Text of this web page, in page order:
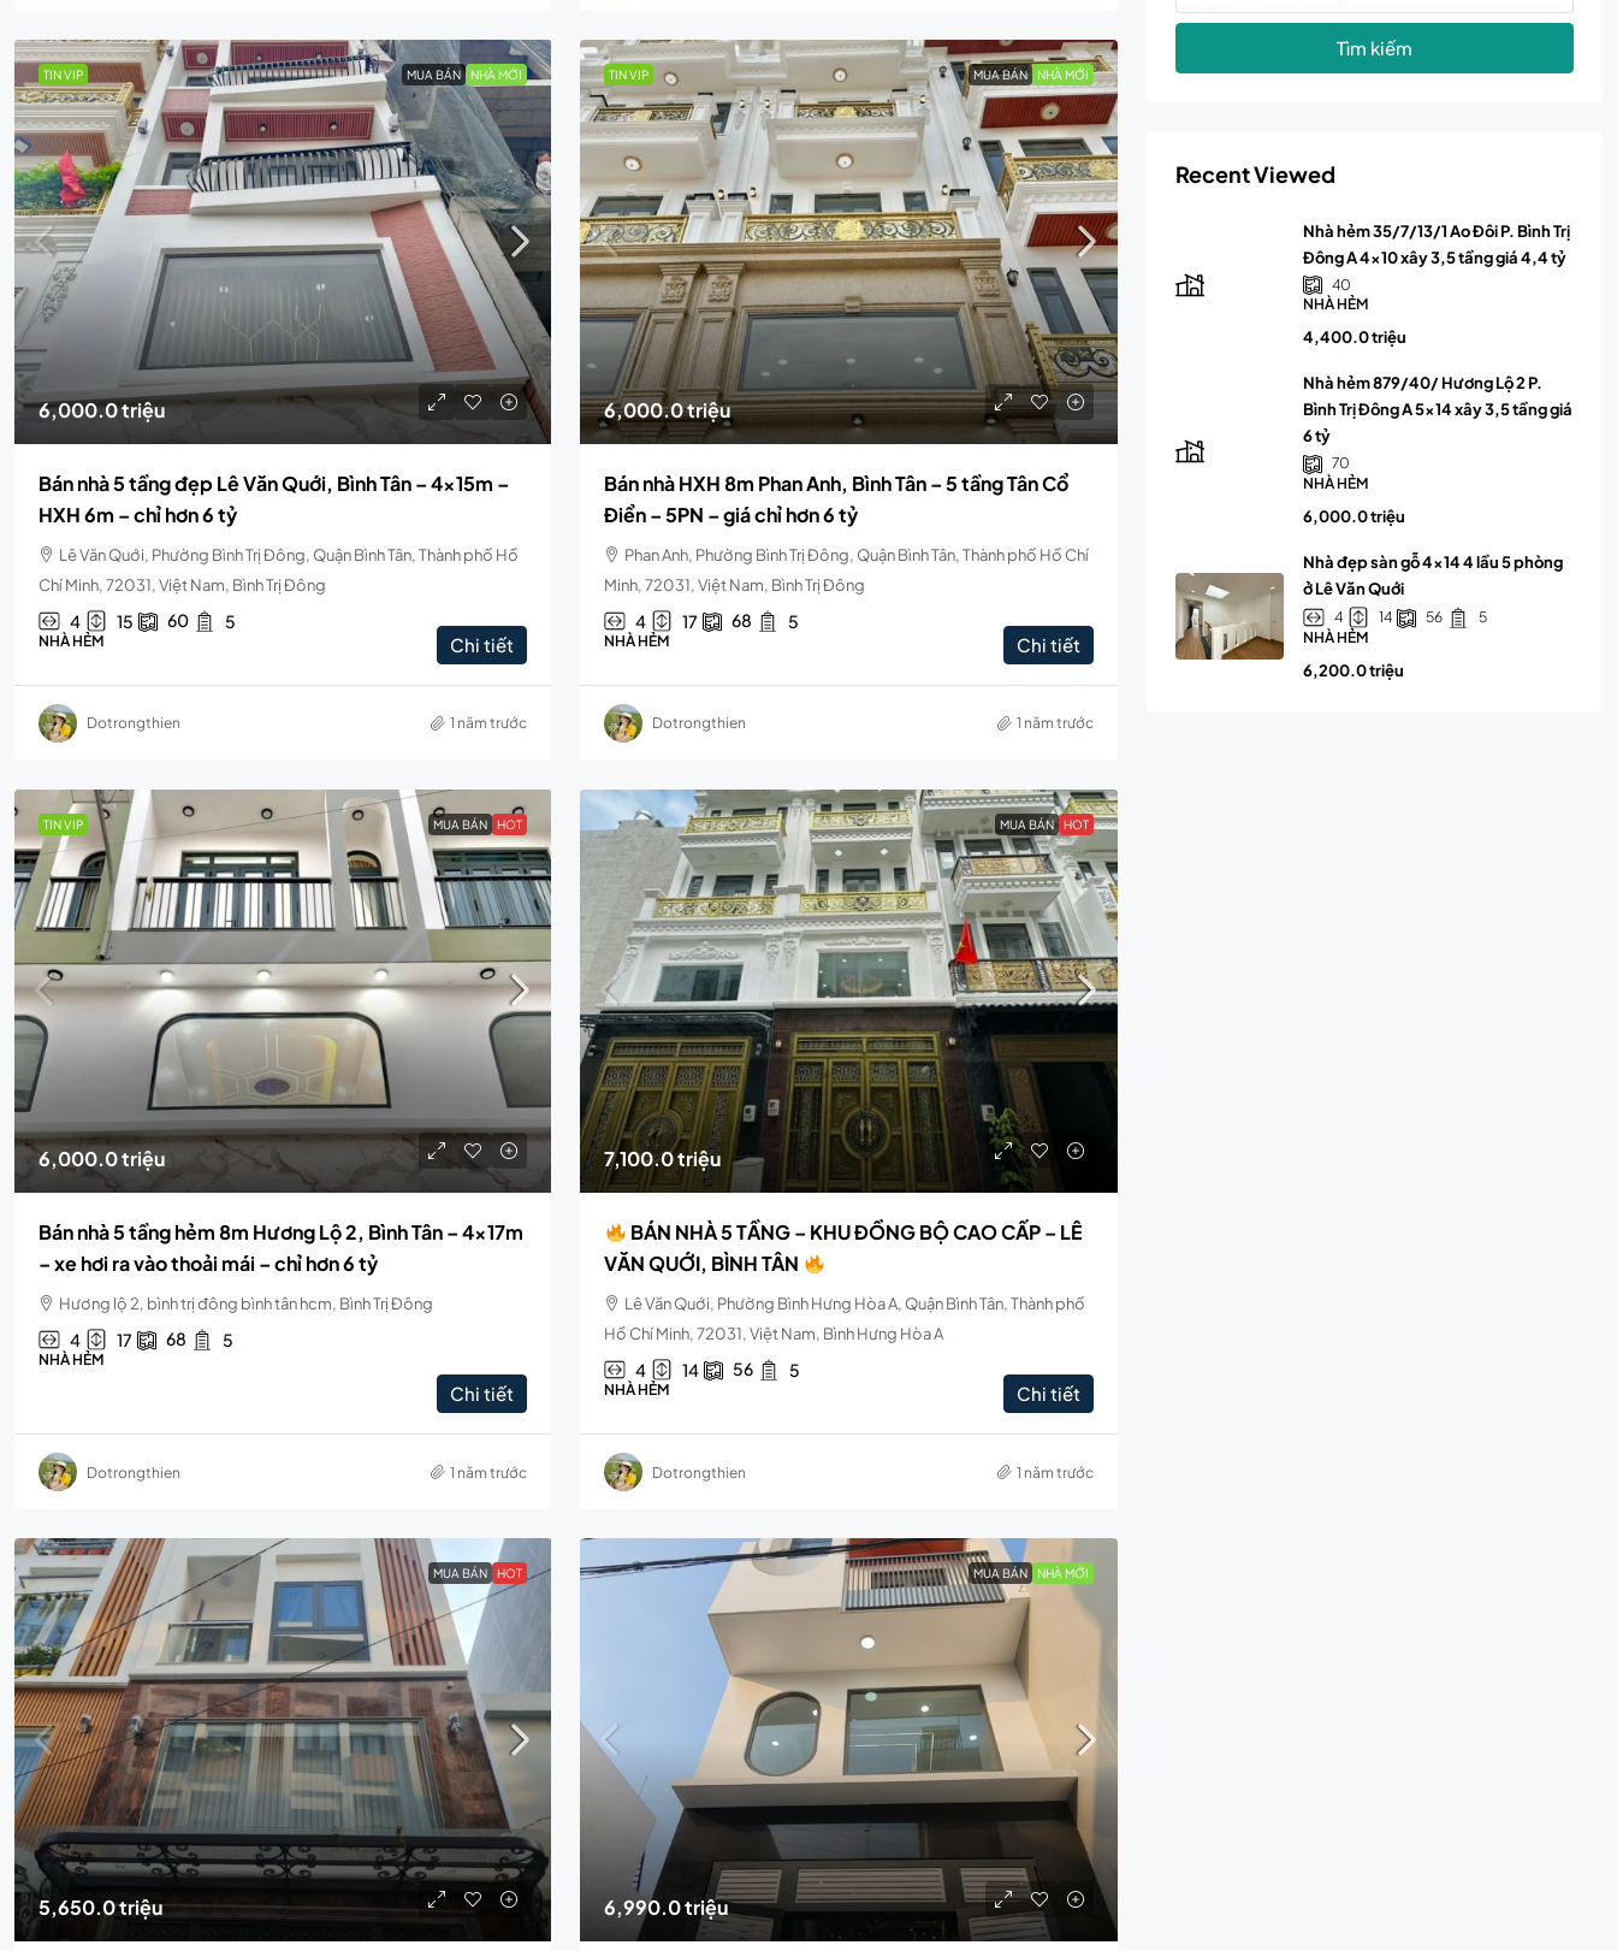
TIN VIP MUA BÁN NHÀ MỚI
6,000.0 triệu
Bán nhà 5 tầng đẹp Lê Văn Quới, Bình Tân – 4x15m –
HXH 6m – chỉ hơn 6 tỷ
Lê Văn Quới, Phường Bình Trị Đông, Quận Bình Tân, Thành phố Hồ
Chí Minh, 72031, Việt Nam, Bình Trị Đông
4 15 60 5
NHÀ HẺM Chi tiết
Dotrongthien 1 năm trước
TIN VIP MUA BÁN NHÀ MỚI
6,000.0 triệu
Bán nhà HXH 8m Phan Anh, Bình Tân – 5 tầng Tân Cổ
Điển – 5PN – giá chỉ hơn 6 tỷ
Phan Anh, Phường Bình Trị Đông, Quận Bình Tân, Thành phố Hồ Chí
Minh, 72031, Việt Nam, Bình Trị Đông
4 17 68 5
NHÀ HẺM Chi tiết
Dotrongthien 1 năm trước
TIN VIP MUA BÁN HOT
6,000.0 triệu
Bán nhà 5 tầng hẻm 8m Hương Lộ 2, Bình Tân – 4x17m
– xe hơi ra vào thoải mái – chỉ hơn 6 tỷ
Hương lộ 2, bình trị đông bình tân hcm, Bình Trị Đông
4 17 68 5
NHÀ HẺM
Chi tiết
Dotrongthien 1 năm trước
MUA BÁN HOT
7,100.0 triệu
BÁN NHÀ 5 TẦNG – KHU ĐỒNG BỘ CAO CẤP – LÊ
VĂN QUỚI, BÌNH TÂN
Lê Văn Quới, Phường Bình Hưng Hòa A, Quận Bình Tân, Thành phố
Hồ Chí Minh, 72031, Việt Nam, Bình Hưng Hòa A
4 14 56 5
NHÀ HẺM Chi tiết
Dotrongthien 1 năm trước
MUA BÁN HOT
5,650.0 triệu
MUA BÁN NHÀ MỚI
6,990.0 triệu
Tìm kiếm
Recent Viewed
Nhà hẻm 35/7/13/1 Ao Đôi P. Bình Trị
Đông A 4×10 xây 3,5 tầng giá 4,4 tỷ
40
NHÀ HẺM
4,400.0 triệu
Nhà hẻm 879/40/ Hương Lộ 2 P.
Bình Trị Đông A 5×14 xây 3,5 tầng giá
6 tỷ
70
NHÀ HẺM
6,000.0 triệu
Nhà đẹp sàn gỗ 4×14 4 lầu 5 phòng
ở Lê Văn Quới
4 14 56
5
NHÀ HẺM
6,200.0 triệu